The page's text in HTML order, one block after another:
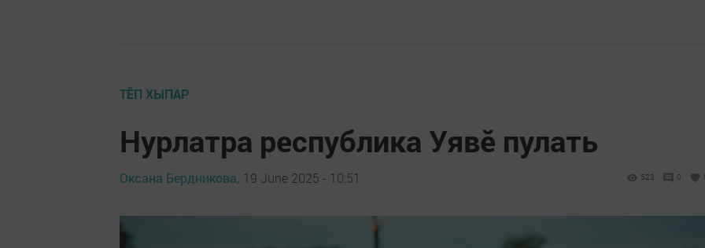
ТӖП ХЫПАР
Нурлатра республика Уявӗ пулать
Оксана Бердникова, 19 June 2025 - 10:51 523 0